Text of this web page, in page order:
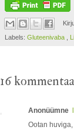
Labels: Gluteenivaba ,
16
Anonüümne
Ootan